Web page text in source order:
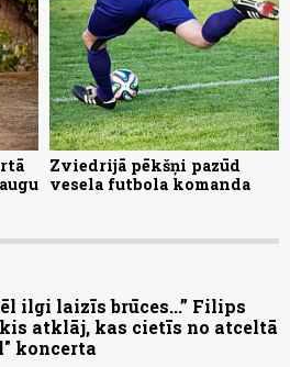
Zviedrijā pēkšņi pazūd
vesela futbola komanda
ilgi laizīs brūces...” Filips
atklāj, kas cietīs no atceltā
koncerta